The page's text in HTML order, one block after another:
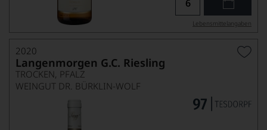
Lebensmittel­angaben
2020
Langenmorgen G.C. Riesling
TROCKEN, PFALZ
WEINGUT DR. BÜRKLIN-WOLF